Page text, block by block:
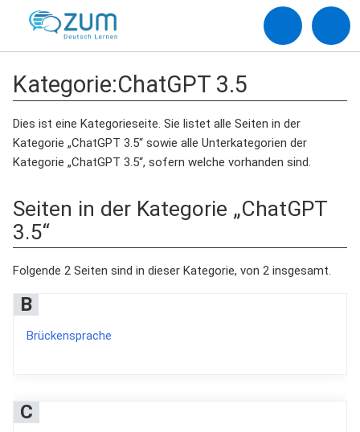
Kategorie:ChatGPT 3.5
Dies ist eine Kategorieseite. Sie listet alle Seiten in der
Kategorie „ChatGPT 3.5“ sowie alle Unterkategorien der
Kategorie „ChatGPT 3.5“, sofern welche vorhanden sind.
Seiten in der Kategorie „ChatGPT
3.5“
Folgende 2 Seiten sind in dieser Kategorie, von 2 insgesamt.
B
Brückensprache
C